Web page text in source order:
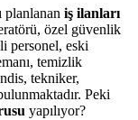
planlanan iş ilanları
özel güvenlik
personel, eski
temizlik
tekniker,
Peki
yapılıyor?